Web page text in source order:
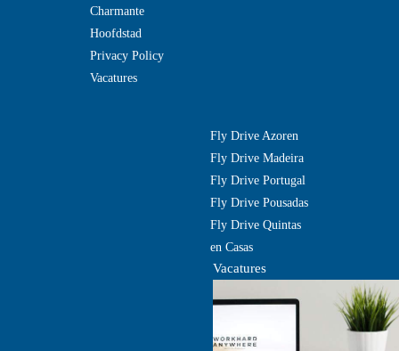
Charmante
Hoofdstad
Privacy Policy
Vacatures
Fly Drive Azoren
Fly Drive Madeira
Fly Drive Portugal
Fly Drive Pousadas
Fly Drive Quintas
en Casas
Vacatures